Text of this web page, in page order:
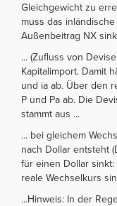
Gleichgewicht zu
muss das
Außenbeitrag NX
... (Zufluss von
Kapitalimport. Damit
und ia ab. Über den
P und Pa ab. Die
stammt aus ...
... bei gleichem
nach Dollar entsteht
für einen Dollar
reale Wechselkurs
...Hinweis: In der